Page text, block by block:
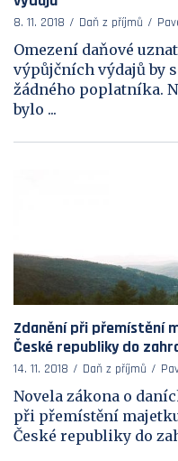
8. 11. 2018 Daň z příjmů
Omezení daňové
výpůjčních výdajů by
žádného poplatníka.
bylo ...
Zdanění při přemístění
České republiky do
14. 11. 2018 Daň z příjmů
Novela zákona o
při přemístění
České republiky do